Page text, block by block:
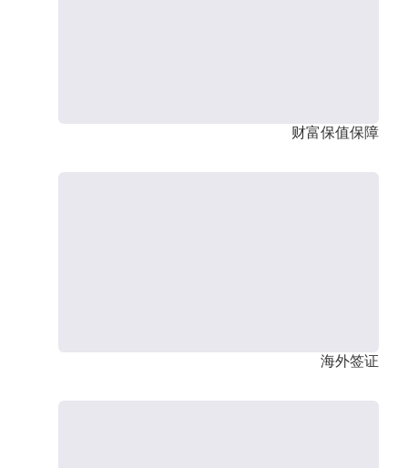
财富保值保障
海外签证